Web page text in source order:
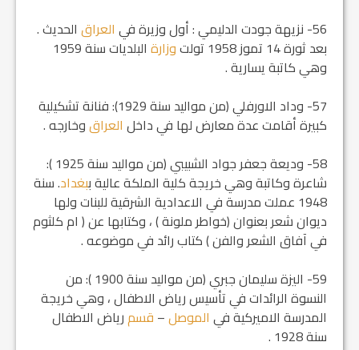
56- نزيهة جودت الدليمي : أول وزيرة في
العراق الحديث .
بعد ثورة 14 تموز 1958 تولت
وزارة
البلديات سنة 1959
وهي كاتبة يسارية .
57- وداد الاورفلي (من مواليد سنة 1929): فنانة تشكيلية
كبيرة أقامت عدة معارض لها في داخل العراقوخارجه .
58- وديعة جعفر جواد الشبيبي (من مواليد سنة 1925 ):
شاعرة وكاتبة وهي خريجة كلية الملكة عالية ب‍بغداد. سنة
1948 عملت مدرسة في الاعدادية الشرقية للبنات ولها
ديوان شعر بعنوان (خواطر ملونة ) ، وكتابها عن ( ام كلثوم
في آفاق الشعر والفن ) كتاب رائد في موضوعه .
59- اليزة سليمان جبري (من مواليد سنة 1900 ): من
النسوة الرائدات في تأسيس رياض الاطفال ، وهي خريجة
المدرسة الاميركية في الموصل– قسمرياض الاطفال
سنة 1928 .